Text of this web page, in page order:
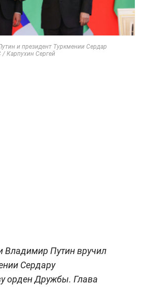
и президент Туркмении Сердар
Карпухин Сергей
Владимир Путин вручил
Сердару
орден Дружбы. Глава